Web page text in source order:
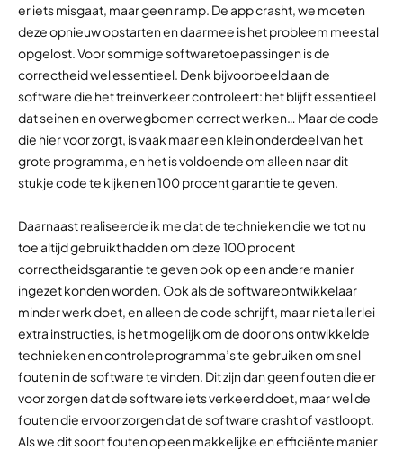
er iets misgaat, maar geen ramp. De app crasht, we moeten
deze opnieuw opstarten en daarmee is het probleem meestal
opgelost. Voor sommige softwaretoepassingen is de
correctheid wel essentieel. Denk bijvoorbeeld aan de
software die het treinverkeer controleert: het blijft essentieel
dat seinen en overwegbomen correct werken… Maar de code
die hier voor zorgt, is vaak maar een klein onderdeel van het
grote programma, en het is voldoende om alleen naar dit
stukje code te kijken en 100 procent garantie te geven.
Daarnaast realiseerde ik me dat de technieken die we tot nu
toe altijd gebruikt hadden om deze 100 procent
correctheidsgarantie te geven ook op een andere manier
ingezet konden worden. Ook als de softwareontwikkelaar
minder werk doet, en alleen de code schrijft, maar niet allerlei
extra instructies, is het mogelijk om de door ons ontwikkelde
technieken en controleprogramma’s te gebruiken om snel
fouten in de software te vinden. Dit zijn dan geen fouten die er
voor zorgen dat de software iets verkeerd doet, maar wel de
fouten die ervoor zorgen dat de software crasht of vastloopt.
Als we dit soort fouten op een makkelijke en efficiënte manier